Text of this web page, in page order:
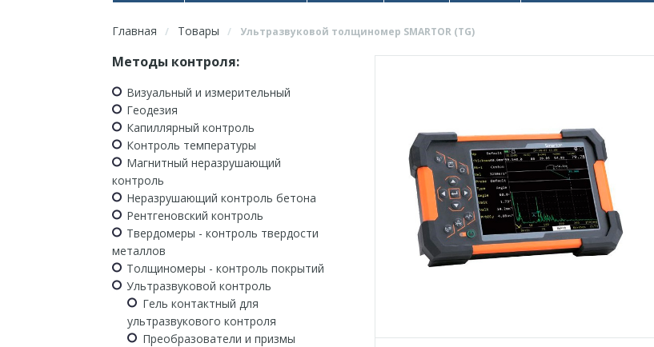
Главная / Товары / Ультразвуковой толщиномер SMARTOR (TG)
Методы контроля:
Визуальный и измерительный
Геодезия
Капиллярный контроль
Контроль температуры
Магнитный неразрушающий
контроль
Неразрушающий контроль бетона
Рентгеновский контроль
Твердомеры - контроль твердости
металлов
Толщиномеры - контроль покрытий
Ультразвуковой контроль
Гель контактный для
ультразвукового контроля
Преобразователи и призмы